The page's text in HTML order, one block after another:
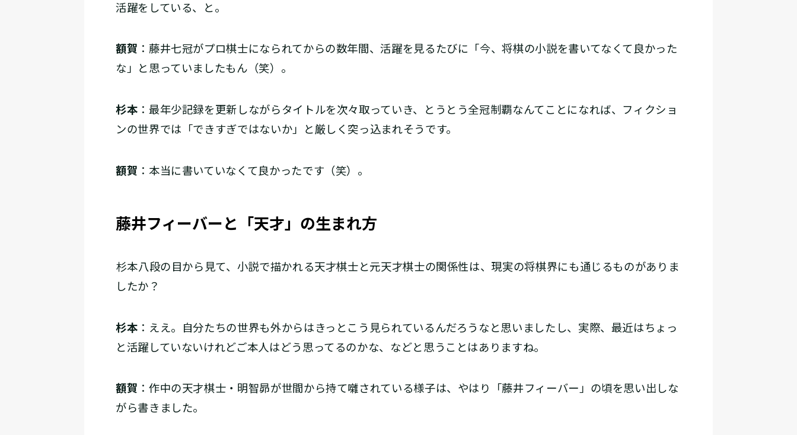
活躍をしている、と。
額賀 ：藤井七冠がプロ棋士になられてからの数年間、活躍を見るたびに「今、将棋の小説を書いてなくて良かった
な」と思っていましたもん（笑）。
杉本 ：最年少記録を更新しながらタイトルを次々取っていき、とうとう全冠制覇なんてことになれば、フィクショ
ンの世界では「できすぎではないか」と厳しく突っ込まれそうです。
額賀 ：本当に書いていなくて良かったです（笑）。
藤井フィーバーと「天才」の生まれ方
――杉本八段の目から見て、小説で描かれる天才棋士と元天才棋士の関係性は、現実の将棋界にも通じるものがありま
したか？
杉本 ：ええ。自分たちの世界も外からはきっとこう見られているんだろうなと思いましたし、実際、最近はちょっ
と活躍していないけれどご本人はどう思ってるのかな、などと思うことはありますね。
額賀 ：作中の天才棋士・明智昴が世間から持て囃されている様子は、やはり「藤井フィーバー」の頃を思い出しな
がら書きました。